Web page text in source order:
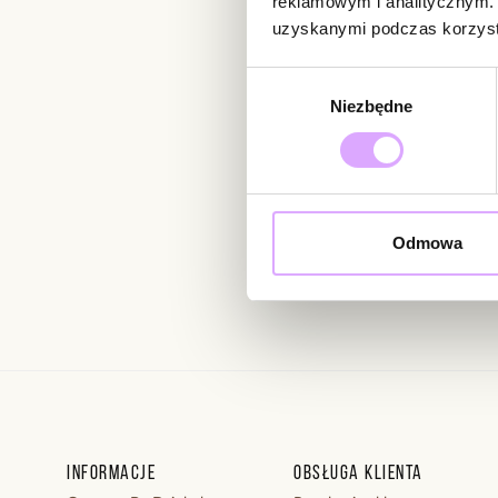
uzyskanymi podczas
Niezbędne
Odmowa
Wprowadzając i
Informacje Obsługa klienta